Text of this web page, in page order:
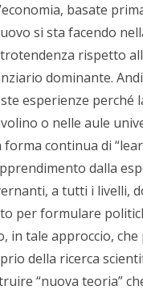
basate
si sta facendo
rispetto
dominante.
esperienze perché
o nelle aule
forma continua di
dalla
a tutti i livelli,
per formulare
in tale approccio,
della ricerca
“nuova teoria”